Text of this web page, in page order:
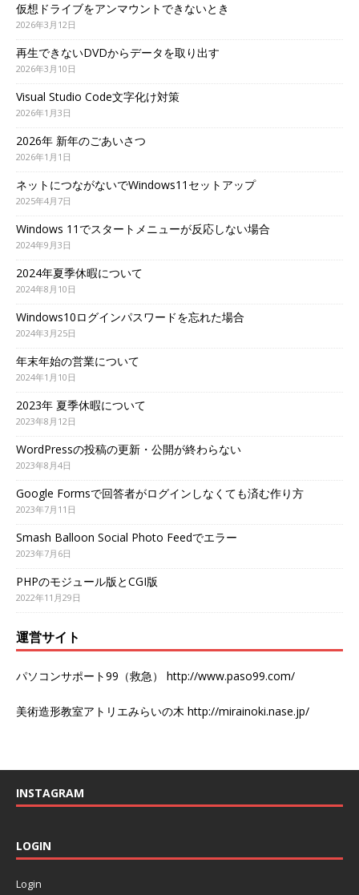
仮想ドライブをアンマウントできないとき
2026年3月12日
再生できないDVDからデータを取り出す
2026年3月10日
Visual Studio Code文字化け対策
2026年1月3日
2026年 新年のごあいさつ
2026年1月1日
ネットにつながないでWindows11セットアップ
2025年4月7日
Windows 11でスタートメニューが反応しない場合
2024年9月3日
2024年夏季休暇について
2024年8月10日
Windows10ログインパスワードを忘れた場合
2024年3月25日
年末年始の営業について
2024年1月10日
2023年 夏季休暇について
2023年8月12日
WordPressの投稿の更新・公開が終わらない
2023年8月4日
Google Formsで回答者がログインしなくても済む作り方
2023年7月11日
Smash Balloon Social Photo Feedでエラー
2023年7月6日
PHPのモジュール版とCGI版
2022年11月29日
運営サイト
パソコンサポート99（救急） http://www.paso99.com/
美術造形教室アトリエみらいの木 http://mirainoki.nase.jp/
INSTAGRAM
LOGIN
Login